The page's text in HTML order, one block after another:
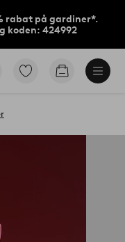
rabat på gardiner*.
koden: 424992
Gå
Gå